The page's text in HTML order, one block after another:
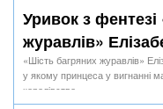
Уривок з
журавлів»
«Шість багряних журавлів»
у якому принцеса у вигнанні
королівство.